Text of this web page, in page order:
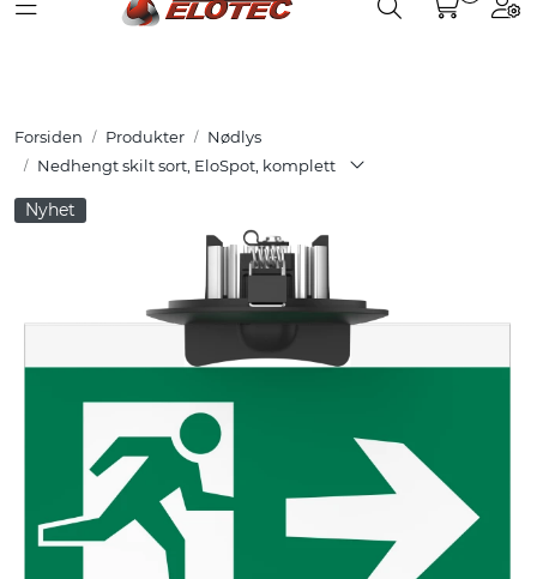
Skip to main content Partnerweb
Toggle navigation Toggle search
Forsiden Produkter
Nødlys
Nedhengt skilt sort, EloSpot, komplett
Nyhet
Løsninger
Hjelpesenter
Referanser